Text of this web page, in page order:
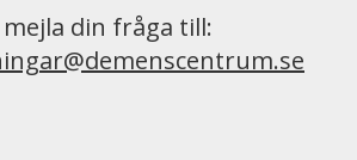
din fråga till: